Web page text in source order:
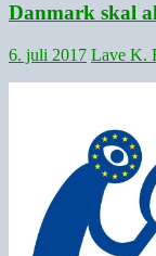
Danmark skal
6. juli 2017 Lave K.